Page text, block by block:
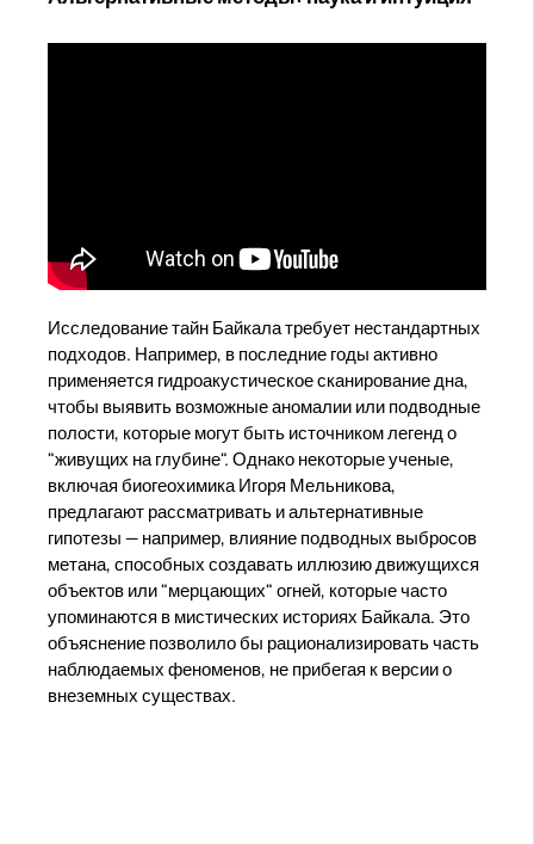
Исследование тайн Байкала требует нестандартных
подходов. Например, в последние годы активно
применяется гидроакустическое сканирование дна,
чтобы выявить возможные аномалии или подводные
полости, которые могут быть источником легенд о
"живущих на глубине". Однако некоторые ученые,
включая биогеохимика Игоря Мельникова,
предлагают рассматривать и альтернативные
гипотезы — например, влияние подводных выбросов
метана, способных создавать иллюзию движущихся
объектов или "мерцающих" огней, которые часто
упоминаются в мистических историях Байкала. Это
объяснение позволило бы рационализировать часть
наблюдаемых феноменов, не прибегая к версии о
внеземных существах.